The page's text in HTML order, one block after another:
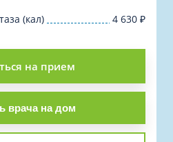
(кал) 4 630 ₽
на прием
врача на дом